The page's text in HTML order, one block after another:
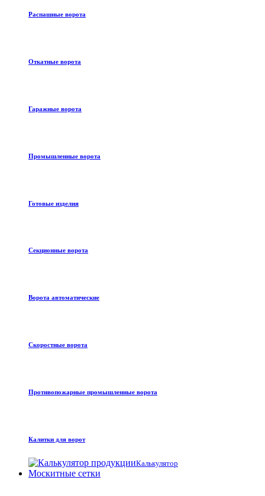
Распашные ворота
Откатные ворота
Гаражные ворота
Промышленные ворота
Готовые изделия
Секционные ворота
Ворота автоматические
Скоростные ворота
Противопожарные промышленные ворота
Калитки для ворот
Калькулятор
Москитные сетки